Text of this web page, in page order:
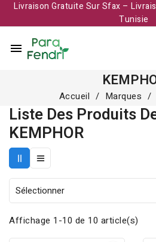
Livraison Gratuite Sur Sfax –
Tunisie​
menu
Accueil Marques
Liste Des Produits
KEMPHOR
Sélectionner
Affichage 1-10 de 10 article(s)